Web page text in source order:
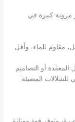
مرونة كبيرة في
مقاوم للماء، وأقل
أو التصاميم
للشلالات المضيئة